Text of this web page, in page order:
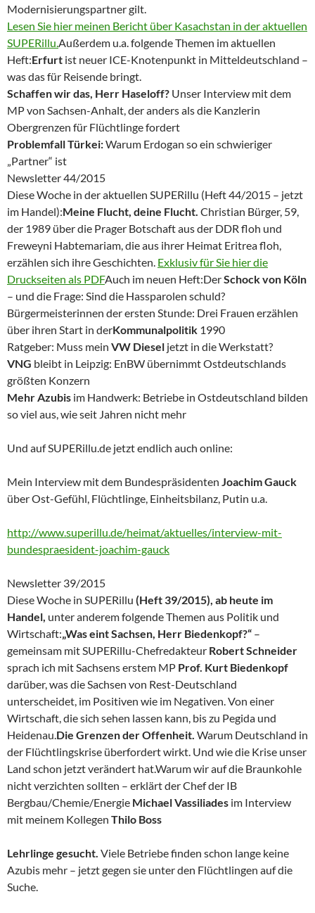
Modernisierungspartner gilt.
Lesen Sie hier meinen Bericht über Kasachstan in der aktuellen
SUPERillu.Außerdem u.a. folgende Themen im aktuellen
Heft:Erfurt ist neuer ICE-Knotenpunkt in Mitteldeutschland –
was das für Reisende bringt.
Schaffen wir das, Herr Haseloff? Unser Interview mit dem
MP von Sachsen-Anhalt, der anders als die Kanzlerin
Obergrenzen für Flüchtlinge fordert
Problemfall Türkei:Warum Erdogan so ein schwieriger
„Partner“ ist
Newsletter 44/2015
Diese Woche in der aktuellen SUPERillu (Heft 44/2015 – jetzt
im Handel):Meine Flucht, deine Flucht. Christian Bürger, 59,
der 1989 über die Prager Botschaft aus der DDR floh und
Freweyni Habtemariam, die aus ihrer Heimat Eritrea floh,
erzählen sich ihre Geschichten. Exklusiv für Sie hier die
Druckseiten als PDFAuch im neuen Heft:DerSchock von Köln
– und die Frage: Sind die Hassparolen schuld?
Bürgermeisterinnen der ersten Stunde: Drei Frauen erzählen
über ihren Start in derKommunalpolitik 1990
Ratgeber: Muss mein VW Diesel jetzt in die Werkstatt?
VNG bleibt in Leipzig: EnBW übernimmt Ostdeutschlands
größten Konzern
Mehr Azubis im Handwerk: Betriebe in Ostdeutschland bilden
so viel aus, wie seit Jahren nicht mehr
Und auf SUPERillu.de jetzt endlich auch online:
Mein Interview mit dem Bundespräsidenten Joachim Gauck
über Ost-Gefühl, Flüchtlinge, Einheitsbilanz, Putin u.a.
http://www.superillu.de/heimat/aktuelles/interview-mit-
bundespraesident-joachim-gauck
Newsletter 39/2015
Diese Woche in SUPERillu (Heft 39/2015), ab heute im
Handel, unter anderem folgende Themen aus Politik und
Wirtschaft:„Was eint Sachsen, Herr Biedenkopf?“ –
gemeinsam mit SUPERillu-Chefredakteur Robert Schneider
sprach ich mit Sachsens erstem MP Prof. Kurt Biedenkopf
darüber, was die Sachsen von Rest-Deutschland
unterscheidet, im Positiven wie im Negativen. Von einer
Wirtschaft, die sich sehen lassen kann, bis zu Pegida und
Heidenau.Die Grenzen der Offenheit. Warum Deutschland in
der Flüchtlingskrise überfordert wirkt. Und wie die Krise unser
Land schon jetzt verändert hat.Warum wir auf die Braunkohle
nicht verzichten sollten – erklärt der Chef der IB
Bergbau/Chemie/Energie Michael Vassiliades im Interview
mit meinem Kollegen Thilo Boss
Lehrlinge gesucht. Viele Betriebe finden schon lange keine
Azubis mehr – jetzt gegen sie unter den Flüchtlingen auf die
Suche.